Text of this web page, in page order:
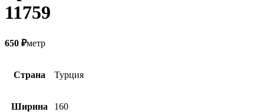
11759
650 ₽метр
Страна Турция
Ширина 160